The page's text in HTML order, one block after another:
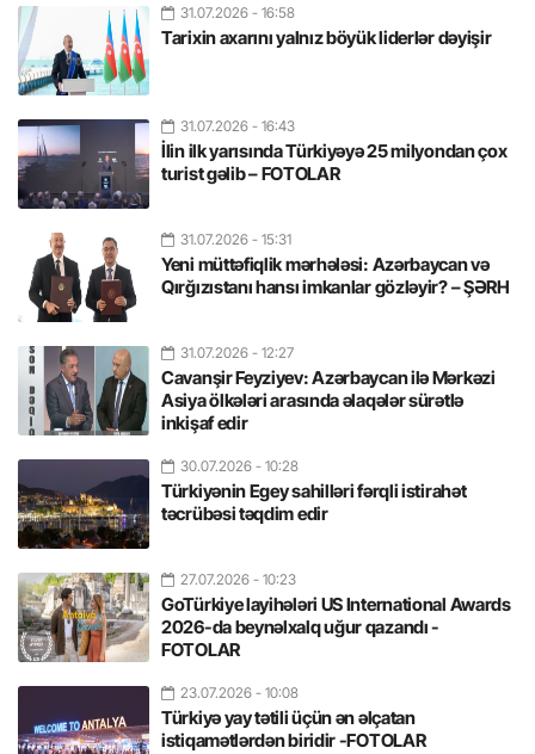
31.07.2026 - 16:58
Tarixin axarını yalnız böyük liderlər dəyişir
31.07.2026 - 16:43
İlin ilk yarısında Türkiyəyə 25 milyondan çox
turist gəlib – FOTOLAR
31.07.2026 - 15:31
Yeni müttəfiqlik mərhələsi: Azərbaycan və
Qırğızıstanı hansı imkanlar gözləyir? – ŞƏRH
31.07.2026 - 12:27
Cavanşir Feyziyev: Azərbaycan ilə Mərkəzi
Asiya ölkələri arasında əlaqələr sürətlə
inkişaf edir
30.07.2026 - 10:28
Türkiyənin Egey sahilləri fərqli istirahət
təcrübəsi təqdim edir
27.07.2026 - 10:23
GoTürkiye layihələri US International Awards
2026-da beynəlxalq uğur qazandı -
FOTOLAR
23.07.2026 - 10:08
Türkiyə yay tətili üçün ən əlçatan
istiqamətlərdən biridir -FOTOLAR